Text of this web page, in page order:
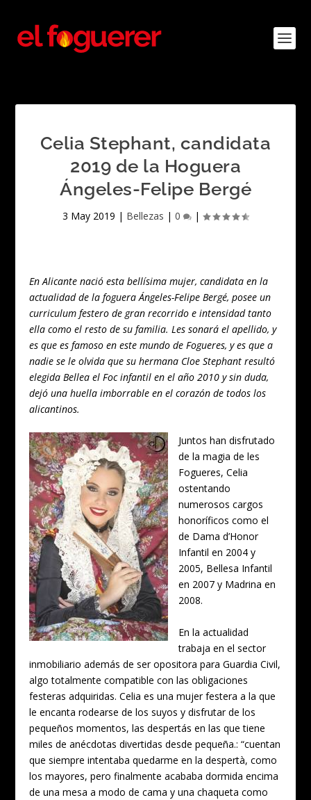
Celia Stephant, candidata
2019 de la Hoguera
Ángeles-Felipe Bergé
3 May 2019 | Bellezas | 0 |
En Alicante nació esta bellísima mujer, candidata en la
actualidad de la foguera Ángeles-Felipe Bergé, posee un
curriculum festero de gran recorrido e intensidad tanto
ella como el resto de su familia. Les sonará el apellido, y
es que es famoso en este mundo de Fogueres, y es que a
nadie se le olvida que su hermana Cloe Stephant resultó
elegida Bellea el Foc infantil en el año 2010 y sin duda,
dejó una huella imborrable en el corazón de todos los
alicantinos.
Juntos han disfrutado
de la magia de les
Fogueres, Celia
ostentando
numerosos cargos
honoríficos como el
de Dama d’Honor
Infantil en 2004 y
2005, Bellesa Infantil
en 2007 y Madrina en
2008.
En la actualidad
trabaja en el sector
inmobiliario además de ser opositora para Guardia Civil,
algo totalmente compatible con las obligaciones
festeras adquiridas. Celia es una mujer festera a la que
le encanta rodearse de los suyos y disfrutar de los
pequeños momentos, las despertás en las que tiene
miles de anécdotas divertidas desde pequeña.: “cuentan
que siempre intentaba quedarme en la despertà, como
los mayores, pero finalmente acababa dormida encima
de una mesa a modo de cama y una chaqueta como